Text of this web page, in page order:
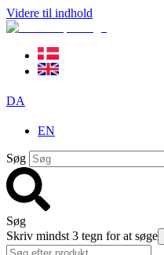
Videre til indhold
DA
EN
Søg
Søg
Skriv mindst 3 tegn for at søge